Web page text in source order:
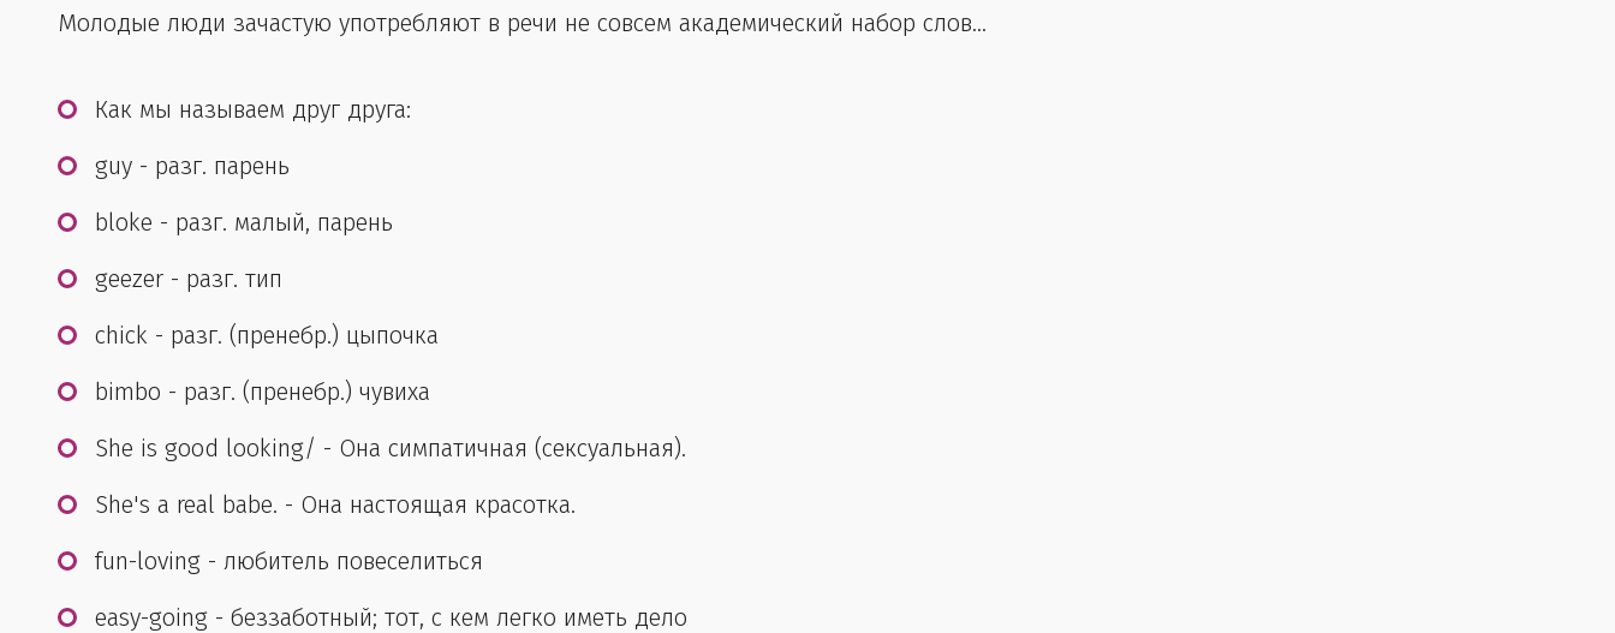
Молодые люди зачастую употребляют в речи не совсем академический набор слов...
Как мы называем друг друга:
guy - разг. парень
bloke - разг. малый, парень
geezer - разг. тип
chick - разг. (пренебр.) цыпочка
bimbo - разг. (пренебр.) чувиха
She is good looking/ - Она симпатичная (сексуальная).
She's a real babe. - Она настоящая красотка.
fun-loving - любитель повеселиться
easy-going - беззаботный; тот, с кем легко иметь дело